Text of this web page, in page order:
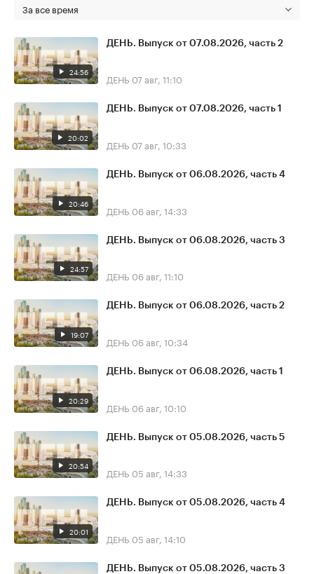
За все время
24:56
ДЕНЬ. Выпуск от 07.08.2026, часть 2
ДЕНЬ 07 авг, 11:10
20:02
ДЕНЬ. Выпуск от 07.08.2026, часть 1
ДЕНЬ 07 авг, 10:33
20:46
ДЕНЬ. Выпуск от 06.08.2026, часть 4
ДЕНЬ 06 авг, 14:33
24:57
ДЕНЬ. Выпуск от 06.08.2026, часть 3
ДЕНЬ 06 авг, 11:10
19:07
ДЕНЬ. Выпуск от 06.08.2026, часть 2
ДЕНЬ 06 авг, 10:34
20:29
ДЕНЬ. Выпуск от 06.08.2026, часть 1
ДЕНЬ 06 авг, 10:10
20:54
ДЕНЬ. Выпуск от 05.08.2026, часть 5
ДЕНЬ 05 авг, 14:33
20:01
ДЕНЬ. Выпуск от 05.08.2026, часть 4
ДЕНЬ 05 авг, 14:10
ДЕНЬ. Выпуск от 05.08.2026, часть 3